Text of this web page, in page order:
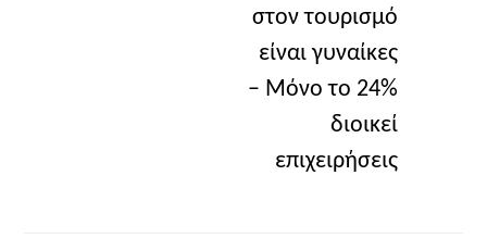
στον τουρισμό
είναι γυναίκες
– Μόνο το 24%
διοικεί
επιχειρήσεις